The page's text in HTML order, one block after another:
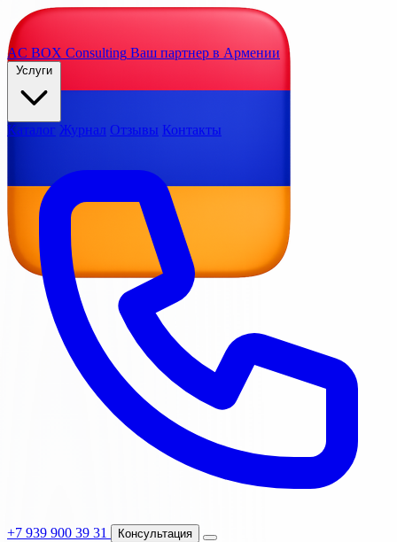
AC BOX Consulting Ваш партнер в Армении
Услуги
Каталог Журнал Отзывы Контакты
+7 939 900 39 31 Консультация